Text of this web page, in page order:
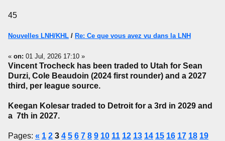
45
Nouvelles LNH/KHL / Re: Ce que vous avez vu dans la LNH
« on: 01 Jul, 2026 17:10 »
Vincent Trocheck has been traded to Utah for Sean
Durzi, Cole Beaudoin (2024 first rounder) and a 2027
third, per league source.
Keegan Kolesar traded to Detroit for a 3rd in 2029 and
a 7th in 2027.
Pages: « 1 2 3 4 5 6 7 8 9 10 11 12 13 14 15 16 17 18 19